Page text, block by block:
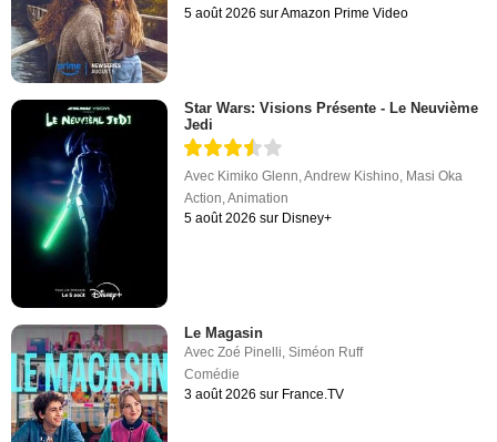
5 août 2026 sur Amazon Prime Video
Star Wars: Visions Présente - Le Neuvième
Jedi
Avec Kimiko Glenn,Andrew Kishino, Masi Oka
Action,Animation
5 août 2026 sur Disney+
Le Magasin
AvecZoé Pinelli,Siméon Ruff
Comédie
3 août 2026 sur France.TV